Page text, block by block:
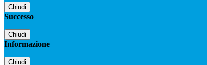
Chiudi
Successo
Chiudi
Informazione
Chiudi